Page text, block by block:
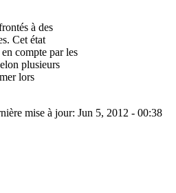
à des
Cet état
compte par les
plusieurs
lors
mise à jour: Jun 5, 2012 - 00:38